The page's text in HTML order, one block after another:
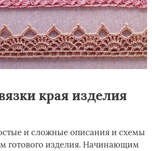
края изделия
и сложные описания и схемы
готового изделия. Начинающим